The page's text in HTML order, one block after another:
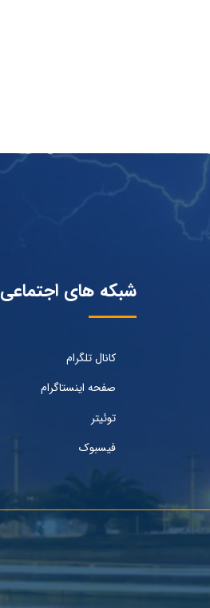
شبکه های اجتماعی
کانال تلگرام
صفحه اینستاگرام
توئیتر
فیسبوک